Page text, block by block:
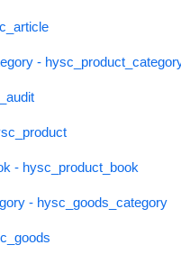
-
- hysc_product_book
- hysc_goods_category